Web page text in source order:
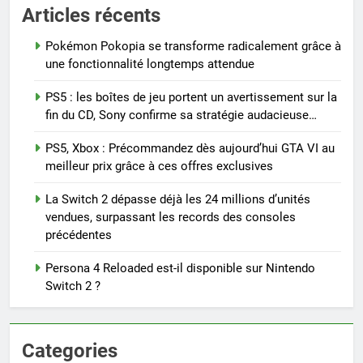
Articles récents
Pokémon Pokopia se transforme radicalement grâce à
une fonctionnalité longtemps attendue
PS5 : les boîtes de jeu portent un avertissement sur la
fin du CD, Sony confirme sa stratégie audacieuse…
PS5, Xbox : Précommandez dès aujourd’hui GTA VI au
meilleur prix grâce à ces offres exclusives
La Switch 2 dépasse déjà les 24 millions d’unités
vendues, surpassant les records des consoles
précédentes
Persona 4 Reloaded est-il disponible sur Nintendo
Switch 2 ?
Categories